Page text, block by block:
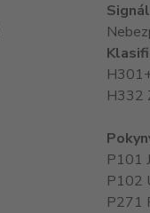
H332
P101
P102
P271